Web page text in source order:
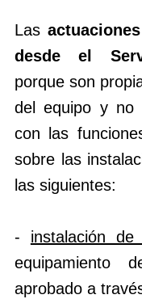
Las
desde el
porque son
del equipo y no
con las
sobre las
las siguientes:
- instalación de
equipamiento
aprobado a